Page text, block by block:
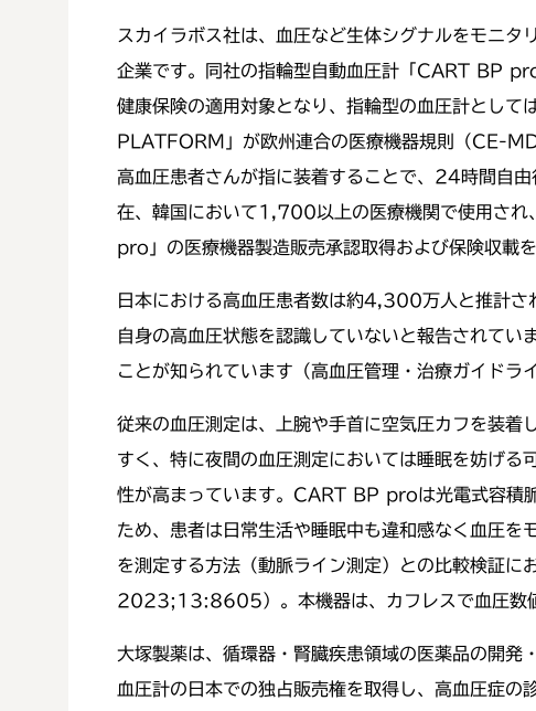
スカイラボス社は、血圧など生体シグナルをモニ
企業です。同社の指輪型自動血圧計「CART BP
健康保険の適用対象となり、指輪型の血圧計とし
PLATFORM」が欧州連合の医療機器規則（CE-
高血圧患者さんが指に装着することで、24時間
在、韓国において1,700以上の医療機関で使用さ
pro」の医療機器製造販売承認取得および保険収載
日本における高血圧患者数は約4,300万人と推計
自身の高血圧状態を認識していないと報告されて
ことが知られています（高血圧管理・治療ガイドラ
従来の血圧測定は、上腕や手首に空気圧カフを装着
すく、特に夜間の血圧測定においては睡眠を妨げ
性が高まっています。CART BP proは光電式容積
ため、患者は日常生活や睡眠中も違和感なく血圧を
を測定する方法（動脈ライン測定）との比較検
2023;13:8605）。本機器は、カフレスで血圧数値
大塚製薬は、循環器・腎臓疾患領域の医薬品の開発
血圧計の日本での独占販売権を取得し、高血圧症